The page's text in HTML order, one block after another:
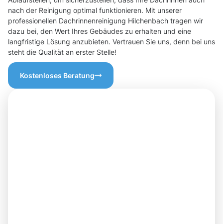
nach der Reinigung optimal funktionieren. Mit unserer
professionellen Dachrinnenreinigung Hilchenbach tragen wir
dazu bei, den Wert Ihres Gebäudes zu erhalten und eine
langfristige Lösung anzubieten. Vertrauen Sie uns, denn bei uns
steht die Qualität an erster Stelle!
Kostenloses Beratung